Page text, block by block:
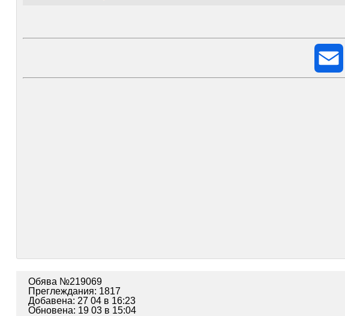
Обява №219069
Преглеждания: 1817
Добавена: 27 04 в 16:23
Обновена: 19 03 в 15:04